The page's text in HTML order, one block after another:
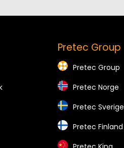
Pretec Group
Pretec Group
Pretec Norge
Pretec Sverige
Pretec Finland